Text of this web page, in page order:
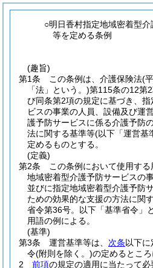
○明日香村指定地域密着型
等を定める条例
(趣旨)
第1条
この条例は、介護保険法(
「法」という。)第115条の12第
び同条第2項の規定に基づき、
ビスの事業の人員、設備及び運
護予防サービスに係る介護予防
法に関する基準等(以下「運営基
定めるものとする。
(定義)
第2条
この条例において使用す
地域密着型介護予防サービスの
並びに指定地域密着型介護予防
ための効果的な支援の方法に関
省令第36号。以下「基準省令」
用語の例による。
(基準)
第3条
運営基準等は、 次条以下
令(附則を除く。)の定めるところ
2
前項の規定の適用に当たって必